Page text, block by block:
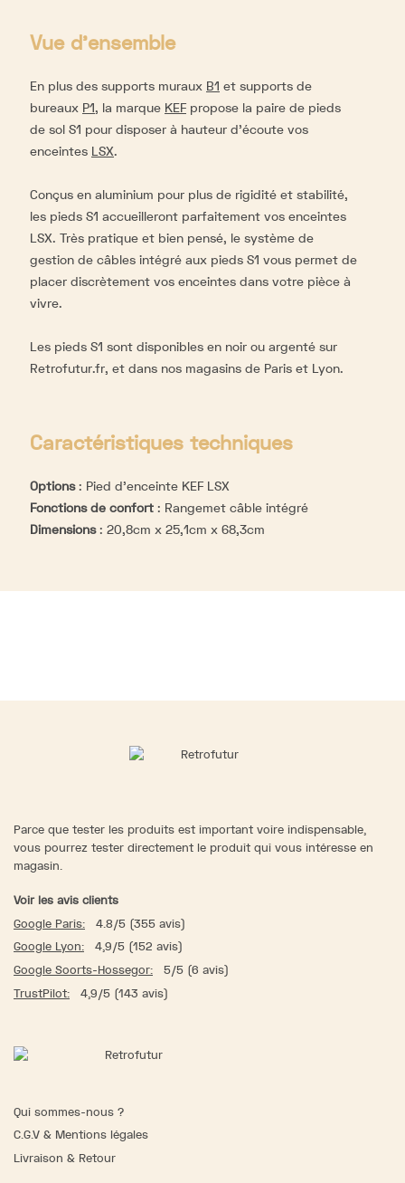
Vue d'ensemble
En plus des supports muraux B1 et supports de
bureaux P1, la marque KEF propose la paire de pieds
de sol S1 pour disposer à hauteur d'écoute vos
enceintes LSX.
Conçus en aluminium pour plus de rigidité et stabilité,
les pieds S1 accueilleront parfaitement vos enceintes
LSX. Très pratique et bien pensé, le système de
gestion de câbles intégré aux pieds S1 vous permet de
placer discrètement vos enceintes dans votre pièce à
vivre.
Les pieds S1 sont disponibles en noir ou argenté sur
Retrofutur.fr, et dans nos magasins de Paris et Lyon.
Caractéristiques techniques
Options: Pied d'enceinte KEF LSX
Fonctions de confort : Rangemet câble intégré
Dimensions: 20,8cm x 25,1cm x 68,3cm
Parce que tester les produits est important voire indispensable,
vous pourrez tester directement le produit qui vous intéresse en
magasin.
Voir les avis clients
Google Paris:
4.8/5 (355 avis)
Google Lyon:
4,9/5 (152 avis)
Google Soorts-Hossegor:
5/5 (6 avis)
TrustPilot:
4,9/5 (143 avis)
Qui sommes-nous ?
C.G.V & Mentions légales
Livraison & Retour